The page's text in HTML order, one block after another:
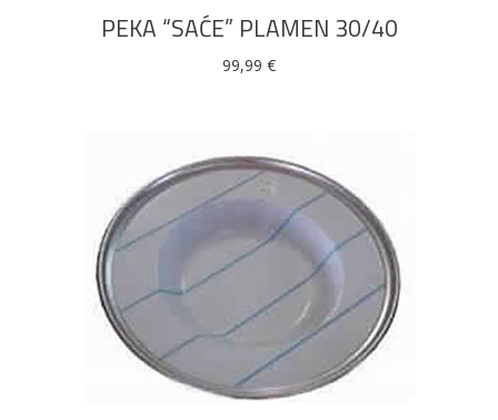
PEKA “SAĆE” PLAMEN 30/40
99,99 €
DODAJ U KOŠARICU